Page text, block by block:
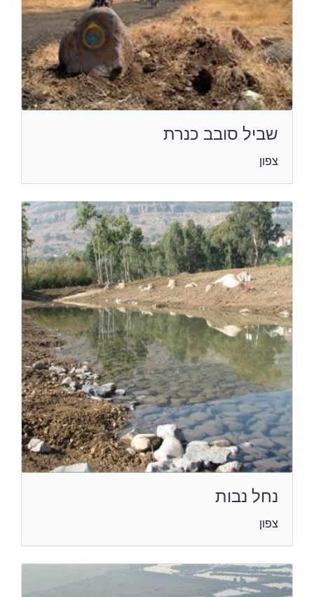
שביל סובב כנרת
צפון
נחל נבות
צפון